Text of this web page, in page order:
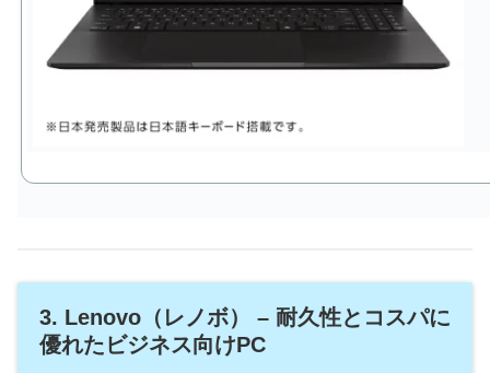
3. Lenovo（レノボ） – 耐久性とコスパに
優れたビジネス向けPC